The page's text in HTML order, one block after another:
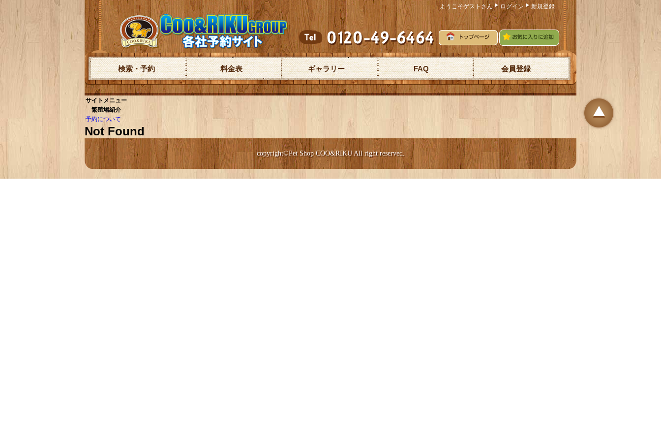
ようこそゲストさん ログイン 新規登録
検索・予約 料金表 ギャラリー FAQ 会員登録
サイトメニュー
繁殖場紹介
予約について
Not Found
copyright©Pet Shop COO&RIKU All right reserved.